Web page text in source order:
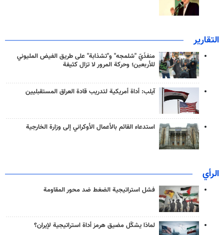
التقارير
منفذَيّ "شلمجه" و"تشذابة" على طريق الفيض المليوني
للأربعين؛ وحركة المرور لا تزال كثيفة
آيلب: أداة أمريكية لتدريب قادة العراق المستقبليين
استدعاء القائم بالأعمال الأوكراني إلى وزارة الخارجية
الرأي
فشل استراتيجية الضغط ضد محور المقاومة
لماذا يشكّل مضيق هرمز أداة استراتيجية لإيران؟